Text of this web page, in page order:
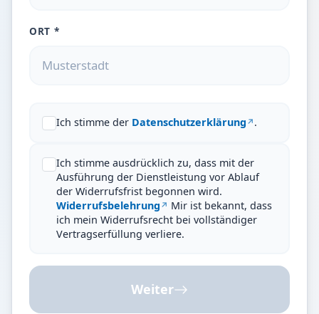
ORT *
Ich stimme der Datenschutzerklärung .
Ich stimme ausdrücklich zu, dass mit der
Ausführung der Dienstleistung vor Ablauf
der Widerrufsfrist begonnen wird.
Widerrufsbelehrung
Mir ist bekannt, dass
ich mein Widerrufsrecht bei vollständiger
Vertragserfüllung verliere.
Weiter